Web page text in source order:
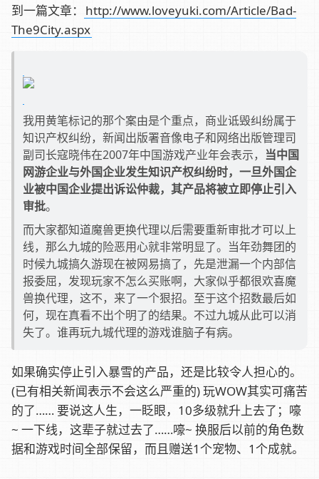
到一篇文章：
http://www.loveyuki.com/Article/Bad-
The9City.aspx
我用黄笔标记的那个案由是个重点，商业诋毁纠纷属于
知识产权纠纷，新闻出版署音像电子和网络出版管理司
副司长寇晓伟在2007年中国游戏产业年会表示， 当中国
网游企业与外国企业发生知识产权纠纷时，一旦外国企
业被中国企业提出诉讼仲裁，其产品将被立即停止引入
审批。
而大家都知道魔兽更换代理以后需要重新审批才可以上
线，那么九城的险恶用心就非常明显了。当年劲舞团的
时候九城搞久游现在被网易搞了，先是泄漏一个内部信
报委屈，发现玩家不怎么买账啊，大家似乎都很欢喜魔
兽换代理，这不，来了一个狠招。至于这个招数最后如
何，现在真看不出个明了的结果。不过九城从此可以消
失了。谁再玩九城代理的游戏谁脑子有病。
如果确实停止引入暴雪的产品，还是比较令人担心的。
(已有相关新闻表示不会这么严重的) 玩WOW其实可痛苦
的了…… 要说这人生，一眨眼，10多级就升上去了；嚎
~ 一下线，这辈子就过去了……嚎~ 换服后以前的角色数
据和游戏时间全部保留，而且赠送1个宠物、1个成就。